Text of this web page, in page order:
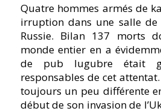
Quatre hommes armés de
irruption dans une salle de
Russie. Bilan 137 morts
monde entier en a
de pub lugubre était
responsables de cet
toujours un peu différente
début de son invasion de